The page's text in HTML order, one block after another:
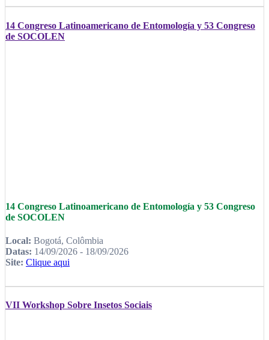
14 Congreso Latinoamericano de Entomología y 53 Congreso
de SOCOLEN
14 Congreso Latinoamericano de Entomología y 53 Congreso
de SOCOLEN
Local: Bogotá, Colômbia
Datas: 14/09/2026 - 18/09/2026
Site: Clique aqui
VII Workshop Sobre Insetos Sociais